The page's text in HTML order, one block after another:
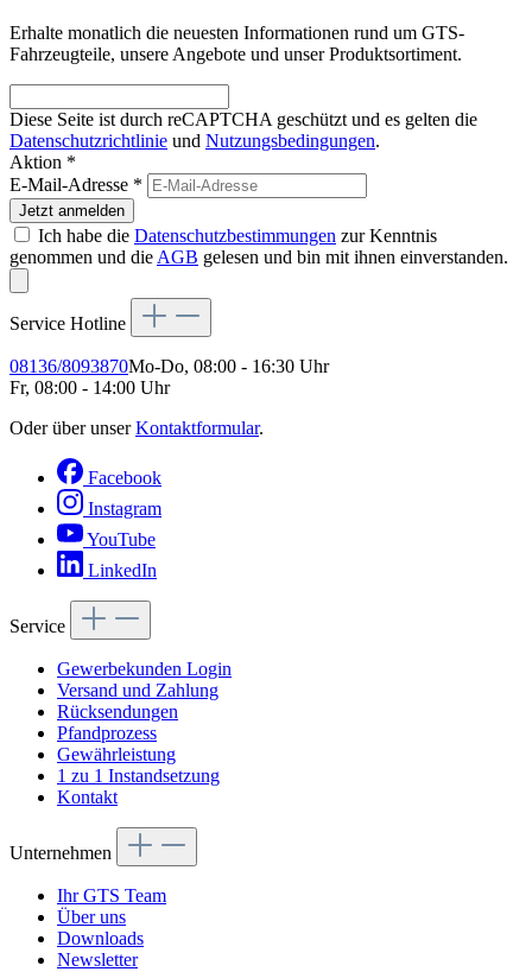
Erhalte monatlich die neuesten Informationen rund um GTS-
Fahrzeugteile, unsere Angebote und unser Produktsortiment.
Diese Seite ist durch reCAPTCHA geschützt und es gelten die
Datenschutzrichtlinie und Nutzungsbedingungen.
Aktion *
E-Mail-Adresse *
Jetzt anmelden
Ich habe die Datenschutzbestimmungen zur Kenntnis
genommen und die AGB gelesen und bin mit ihnen einverstanden.
Service Hotline
08136/8093870Mo-Do, 08:00 - 16:30 Uhr
Fr, 08:00 - 14:00 Uhr
Oder über unserKontaktformular.
Facebook
Instagram
YouTube
LinkedIn
Service
Gewerbekunden Login
Versand und Zahlung
Rücksendungen
Pfandprozess
Gewährleistung
1 zu 1 Instandsetzung
Kontakt
Unternehmen
Ihr GTS Team
Über uns
Downloads
Newsletter